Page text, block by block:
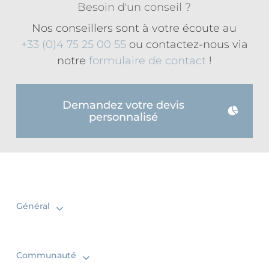
Besoin d'un conseil ?
Nos conseillers sont à votre écoute au
+33 (0)4 75 25 00 55ou contactez-nous via
notre formulaire de contact!
Demandez votre devis
personnalisé
Général
Communauté